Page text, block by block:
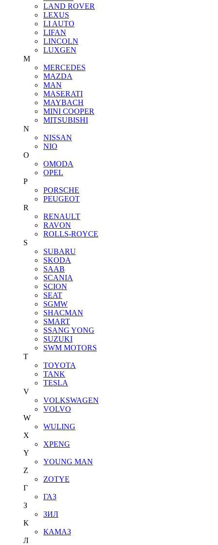
LAND ROVER
LEXUS
LI AUTO
LIFAN
LINCOLN
LUXGEN
M
MERCEDES
MAZDA
MAN
MASERATI
MAYBACH
MINI COOPER
MITSUBISHI
N
NISSAN
NIO
O
OMODA
OPEL
P
PORSCHE
PEUGEOT
R
RENAULT
RAVON
ROLLS-ROYCE
S
SUBARU
SKODA
SAAB
SCANIA
SCION
SEAT
SGMW
SHACMAN
SMART
SSANG YONG
SUZUKI
SWM MOTORS
T
TOYOTA
TANK
TESLA
V
VOLKSWAGEN
VOLVO
W
WULING
X
XPENG
Y
YOUNG MAN
Z
ZOTYE
Г
ГАЗ
З
ЗИЛ
К
КАМАЗ
Л